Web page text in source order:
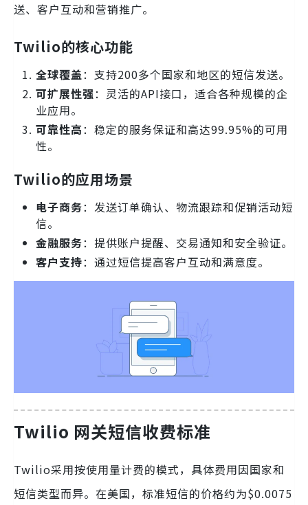
送、客户互动和营销推广。
Twilio的核心功能
全球覆盖：支持200多个国家和地区的短信发送。
可扩展性强：灵活的API接口，适合各种规模的企
业应用。
可靠性高：稳定的服务保证和高达99.95%的可用
性。
Twilio的应用场景
电子商务：发送订单确认、物流跟踪和促销活动短
信。
金融服务：提供账户提醒、交易通知和安全验证。
客户支持：通过短信提高客户互动和满意度。
Twilio 网关短信收费标准
Twilio采用按使用量计费的模式，具体费用因国家和
短信类型而异。在美国，标准短信的价格约为$0.0075